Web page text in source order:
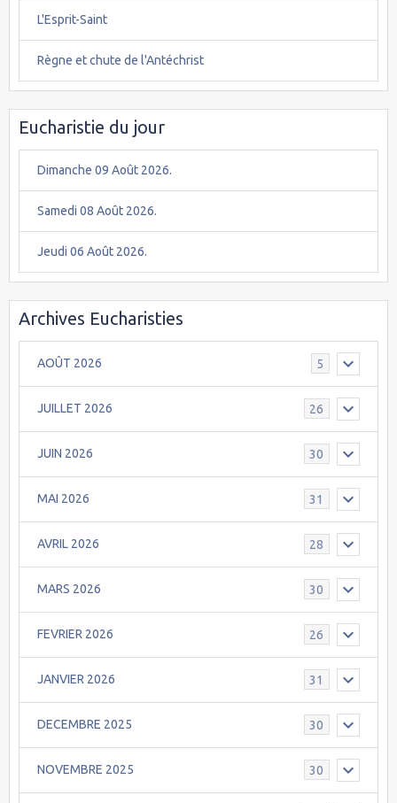
L'Esprit-Saint
Règne et chute de l'Antéchrist
Eucharistie du jour
Dimanche 09 Août 2026.
Samedi 08 Août 2026.
Jeudi 06 Août 2026.
Archives Eucharisties
AOÛT 2026 5
JUILLET 2026 26
JUIN 2026 30
MAI 2026 31
AVRIL 2026 28
MARS 2026 30
FEVRIER 2026 26
JANVIER 2026 31
DECEMBRE 2025 30
NOVEMBRE 2025 30